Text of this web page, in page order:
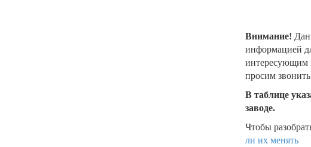
Внимание!
информацией
интересующим
просим
В таблице
заводе.
Чтобы
ли их менять